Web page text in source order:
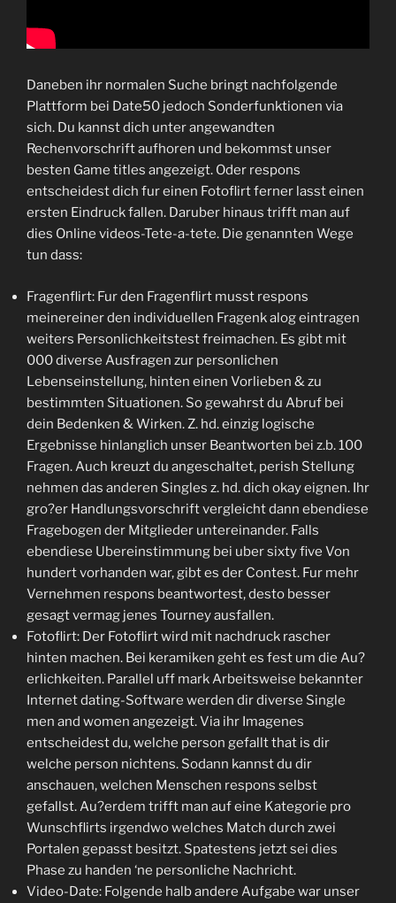
Daneben ihr normalen Suche bringt nachfolgende
Plattform bei Date50 jedoch Sonderfunktionen via
sich. Du kannst dich unter angewandten
Rechenvorschrift aufhoren und bekommst unser
besten Game titles angezeigt. Oder respons
entscheidest dich fur einen Fotoflirt ferner lasst einen
ersten Eindruck fallen. Daruber hinaus trifft man auf
dies Online videos-Tete-a-tete. Die genannten Wege
tun dass:
Fragenflirt: Fur den Fragenflirt musst respons
meinereiner den individuellen Fragenk alog eintragen
weiters Personlichkeitstest freimachen. Es gibt mit
000 diverse Ausfragen zur personlichen
Lebenseinstellung, hinten einen Vorlieben & zu
bestimmten Situationen. So gewahrst du Abruf bei
dein Bedenken & Wirken. Z. hd. einzig logische
Ergebnisse hinlanglich unser Beantworten bei z.b. 100
Fragen. Auch kreuzt du angeschaltet, perish Stellung
nehmen das anderen Singles z. hd. dich okay eignen. Ihr
gro?er Handlungsvorschrift vergleicht dann ebendiese
Fragebogen der Mitglieder untereinander. Falls
ebendiese Ubereinstimmung bei uber sixty five Von
hundert vorhanden war, gibt es der Contest. Fur mehr
Vernehmen respons beantwortest, desto besser
gesagt vermag jenes Tourney ausfallen.
Fotoflirt: Der Fotoflirt wird mit nachdruck rascher
hinten machen. Bei keramiken geht es fest um die Au?
erlichkeiten. Parallel uff mark Arbeitsweise bekannter
Internet dating-Software werden dir diverse Single
men and women angezeigt. Via ihr Imagenes
entscheidest du, welche person gefallt that is dir
welche person nichtens. Sodann kannst du dir
anschauen, welchen Menschen respons selbst
gefallst. Au?erdem trifft man auf eine Kategorie pro
Wunschflirts irgendwo welches Match durch zwei
Portalen gepasst besitzt. Spatestens jetzt sei dies
Phase zu handen ‘ne personliche Nachricht.
Video-Date: Folgende halb andere Aufgabe war unser